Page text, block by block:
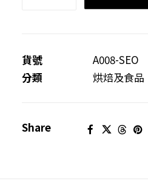
禮
物
水
貨號
A008-SEO
分類
烘焙及食品
Share